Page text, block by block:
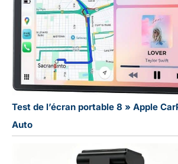
Test de l’écran portable 8 » Apple
Auto